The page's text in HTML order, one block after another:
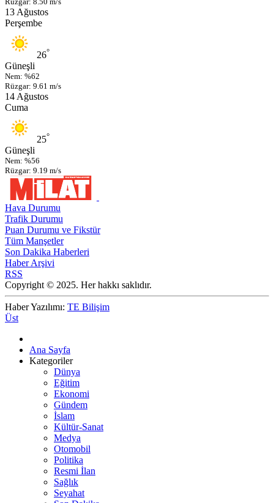
13 Ağustos
Perşembe
26°
Güneşli
Nem: %62
Rüzgar: 9.61 m/s
14 Ağustos
Cuma
25°
Güneşli
Nem: %56
Rüzgar: 9.19 m/s
Hava Durumu
Trafik Durumu
Puan Durumu ve Fikstür
Tüm Manşetler
Son Dakika Haberleri
Haber Arşivi
RSS
Copyright © 2025. Her hakkı saklıdır.
Haber Yazılımı: TE Bilişim
Üst
Ana Sayfa
Kategoriler
Dünya
Eğitim
Ekonomi
Gündem
İslam
Kültür-Sanat
Medya
Otomobil
Politika
Resmi İlan
Sağlık
Seyahat